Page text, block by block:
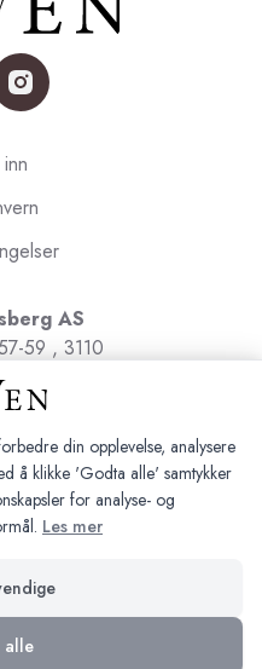
instagram
AS
59 , 3110
Shoplabs
din opplevelse, analysere
å klikke 'Godta alle' samtykker
for analyse- og
Les mer
alle